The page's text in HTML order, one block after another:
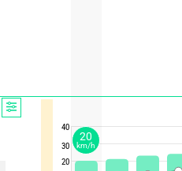
40
30
20
20
km/h